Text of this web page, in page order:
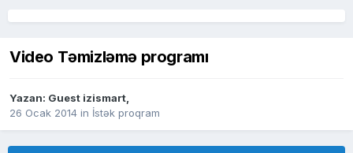
Video Təmizləmə programı
Yazan: Guest izismart,
26 Ocak 2014 in İstək proqram